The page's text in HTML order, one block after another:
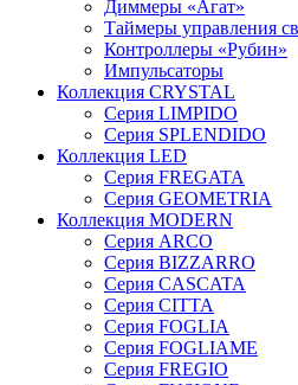
Диммеры «Агат»
Таймеры управления
Контроллеры «Рубин»
Импульсаторы
Коллекция CRYSTAL
Серия LIMPIDO
Серия SPLENDIDO
Коллекция LED
Серия FREGATA
Серия GEOMETRIA
Коллекция MODERN
Серия ARCO
Серия BIZZARRO
Серия CASCATA
Серия CITTA
Серия FOGLIA
Серия FOGLIAME
Серия FREGIO